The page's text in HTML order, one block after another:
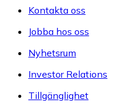
Kontakta oss
Jobba hos oss
Nyhetsrum
Investor Relations
Tillgänglighet